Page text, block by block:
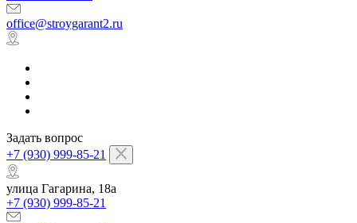
office@stroygarant2.ru
Задать вопрос
+7 (930) 999-85-21
улица Гагарина, 18а
+7 (930) 999-85-21